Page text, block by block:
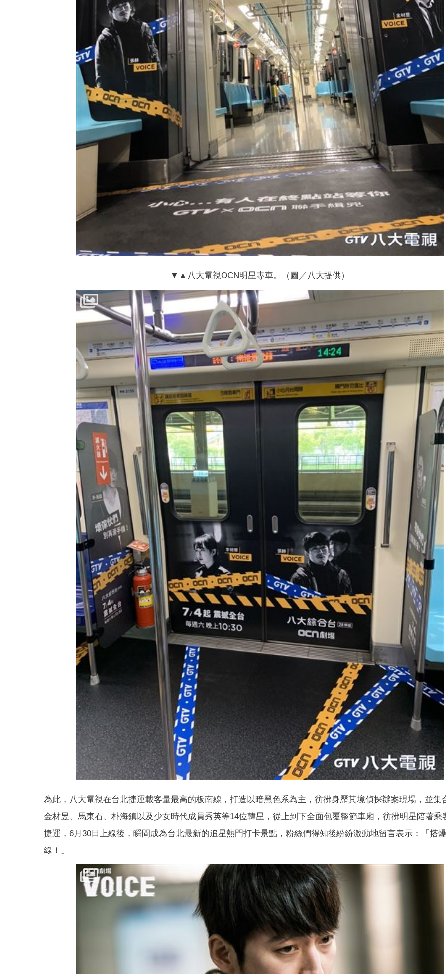
▼▲八大電視OCN明星專車。（圖／八大提供）
為此，八大電視在台北捷運載客量最高的板南線，打造以暗黑色系為主， 彷彿身歷其境偵探辦案現場，並集
金材昱、馬東石、 朴海鎮以及少女時代成員秀英等14位韓星， 從上到下全面包覆整節車廂，彷彿明星陪著乘
捷運，6月30日上線後， 瞬間成為台北最新的追星熱門打卡景點，粉絲們得知後紛紛激動地留言表示：「 搭
線！」